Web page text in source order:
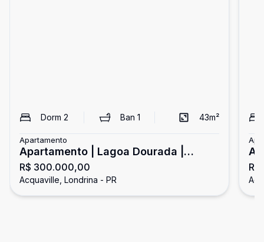
Dorm 2 Ban 1 43m²
Apartamento
Apartamento | Lagoa Dourada |
Acquaville
R$ 300.000,00
Acquaville, Londrina - PR